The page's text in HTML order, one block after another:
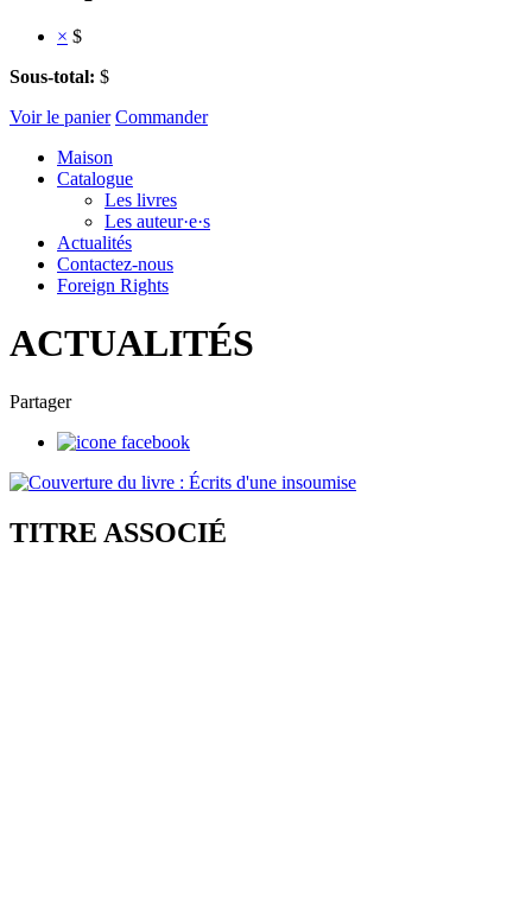
× $
Sous-total: $
Voir le panier Commander
Maison
Catalogue
Les livres
Les auteur·e·s
Actualités
Contactez-nous
Foreign Rights
ACTUALITÉS
Partager
TITRE ASSOCIÉ